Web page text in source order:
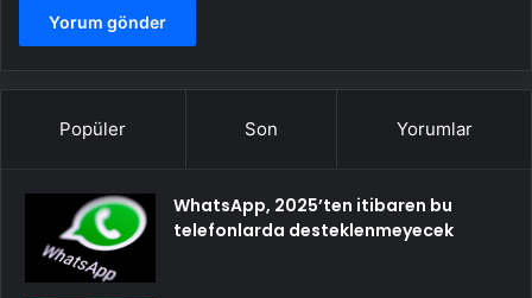
Popüler Son Yorumlar
WhatsApp, 2025’ten itibaren bu
telefonlarda desteklenmeyecek